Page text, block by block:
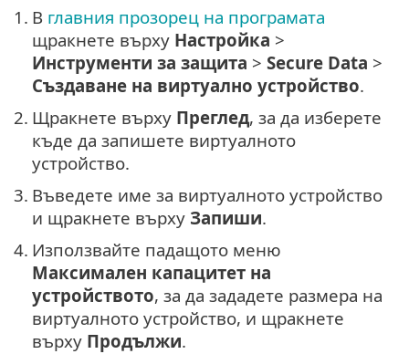
1. В главния прозорец на програмата
щракнете върху Настройка >
Инструменти за защита > Secure Data >
Създаване на виртуално устройство.
2. Щракнете върху Преглед, за да изберете
къде да запишете виртуалното
устройство.
3. Въведете име за виртуалното устройство
и щракнете върху Запиши.
4. Използвайте падащото меню
Максимален капацитет на
устройството, за да зададете размера на
виртуалното устройство, и щракнете
върху Продължи.